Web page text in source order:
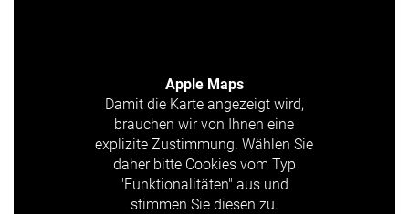
Apple Maps
Damit die Karte angezeigt wird,
brauchen wir von Ihnen eine
explizite Zustimmung. Wählen Sie
daher bitte Cookies vom Typ
"Funktionalitäten" aus und
stimmen Sie diesen zu.